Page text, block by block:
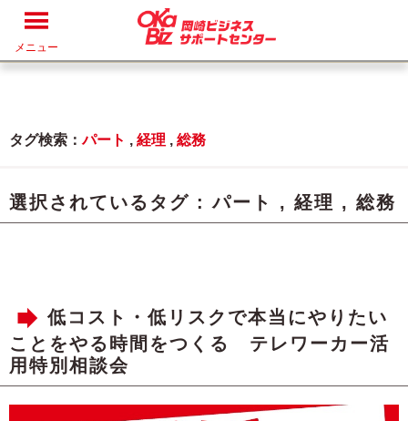
メニュー
タグ検索：パート , 経理 , 総務
選択されているタグ :パート , 経理 , 総務
低コスト・低リスクで本当にやりたい
ことをやる時間をつくる テレワーカー活
用特別相談会